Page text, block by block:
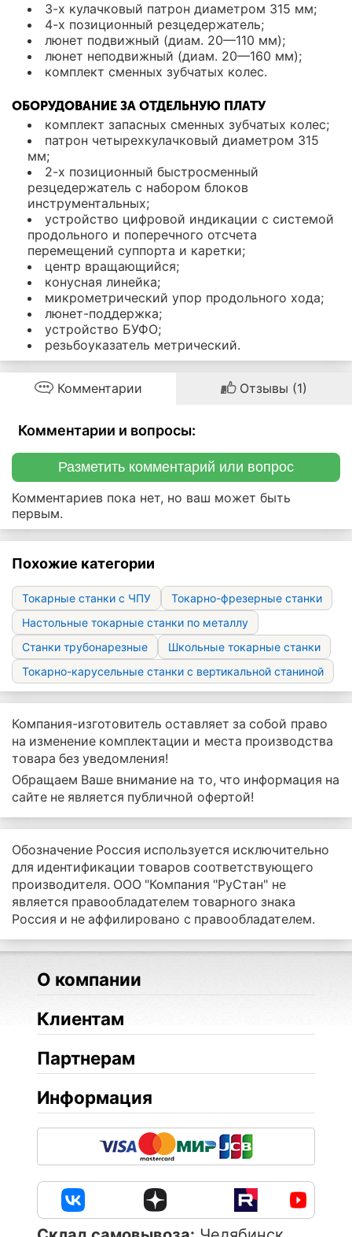
3-х кулачковый патрон диаметром 315 мм;
4-х позиционный резцедержатель;
люнет подвижный (диам. 20—110 мм);
люнет неподвижный (диам. 20—160 мм);
комплект сменных зубчатых колес.
ОБОРУДОВАНИЕ ЗА ОТДЕЛЬНУЮ ПЛАТУ
комплект запасных сменных зубчатых колес;
патрон четырехкулачковый диаметром 315
мм;
2-х позиционный быстросменный
резцедержатель с набором блоков
инструментальных;
устройство цифровой индикации с системой
продольного и поперечного отсчета
перемещений суппорта и каретки;
центр вращающийся;
конусная линейка;
микрометрический упор продольного хода;
люнет-поддержка;
устройство БУФО;
резьбоуказатель метрический.
Комментарии Отзывы (1)
Комментарии и вопросы:
Разметить комментарий или вопрос
Комментариев пока нет, но ваш может быть
первым.
Похожие категории
Токарные станки с ЧПУ
Токарно-фрезерные станки
Настольные токарные станки по металлу
Станки трубонарезные
Школьные токарные станки
Токарно-карусельные станки с вертикальной станиной
Компания-изготовитель оставляет за собой право
на изменение комплектации и места производства
товара без уведомления!
Обращаем Ваше внимание на то, что информация на
сайте не является публичной офертой!
Обозначение Россия используется исключительно
для идентификации товаров соответствующего
производителя. ООО "Компания "РуСтан" не
является правообладателем товарного знака
Россия и не аффилировано с правообладателем.
О компании
Клиентам
Партнерам
Информация